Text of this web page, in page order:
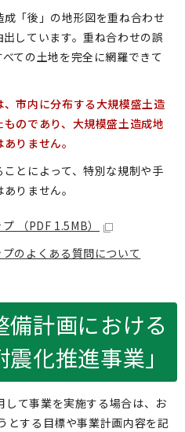
「後」の地形図を重ね合わせ
しています。重ね合わせの誤
ての土地を完全に網羅できて
市内に分布する大規模盛土造
のであり、大規模盛土造成地
りません。
とによって、特別な規制や手
りません。
（PDF 1.5MB）
のよくある質問について
計画における
震化推進事業」
て事業を実施する場合は、お
とする目標や事業計画内容を記